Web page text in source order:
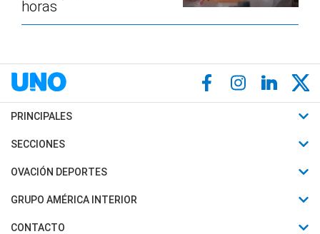
horas
PRINCIPALES
Últimas Noticias
Política
SECCIONES
Horóscopo
Motores
OVACIÓN DEPORTES
Fútbol
Mundial
GRUPO AMÉRICA INTERIOR
Canal 7 en Vivo
CONTACTO